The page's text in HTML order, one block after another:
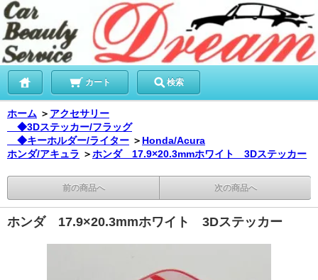
カート 検索
ホーム ＞ アクセサリー
◆3Dステッカー/フラッグ
◆キーホルダー/ライター ＞ Honda/Acura
ホンダ/アキュラ ＞ホンダ 17.9×20.3mmホワイト 3Dステッカー
前の商品へ 次の商品へ
ホンダ 17.9×20.3mmホワイト 3Dステッカー